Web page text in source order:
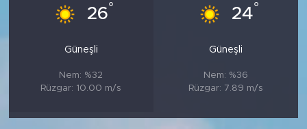
26°
Güneşli
Nem: %32
Rüzgar: 10.00 m/s
24°
Güneşli
Nem: %36
Rüzgar: 7.89 m/s